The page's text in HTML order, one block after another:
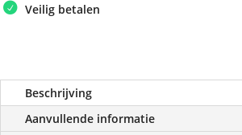
Veilig betalen
Beschrijving
Aanvullende informatie